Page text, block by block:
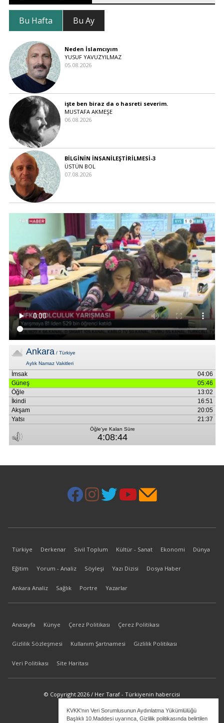
KVKK'nın Veri Sorumlusunun Aydınlatma Yükümlülüğü
Başlıklı 10.Maddesi uyarınca, Gizlilik politikasında belirtilen
Bu Hafta Bu Ay
Neden İslamcıyım
YUSUF YAVUZYILMAZ
05.08.2026
işte ben biraz da o hasreti severim.
MUSTAFA AKMEŞE
06.08.2026
BİLGİNİN İNSANİLEŞTİRİLMESİ-3
ÜSTÜN BOL
07.08.2026
Türkiye Derkenar Sivil Toplum Kültür - Sanat Ekonomi Dünya
Eğitim Yorum - Analiz Söyleşi Yazı Dizisi Dosya Haber
Ankara Analiz Sağlık Portre Yazarlar
Anasayfa Künye Çerez Politikası Çerez Politikası
Gizlilik Sözleşmesi Kullanım Şartnamesi Gizlilik Politikası
Veri Politikası Site Haritası
© Copyright 2026 / Her Taraf - Türkiyenin habercisi
bilgi@hertaraf.com